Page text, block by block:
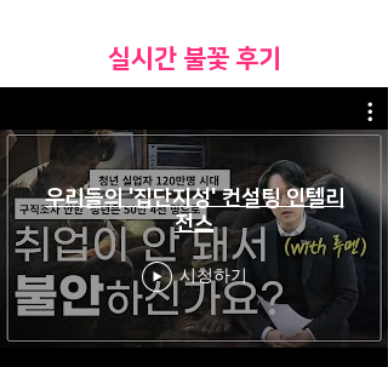
​실시간 불꽃 후기
우리들의 '집단지성' 컨설팅 인텔리
전스
시청하기